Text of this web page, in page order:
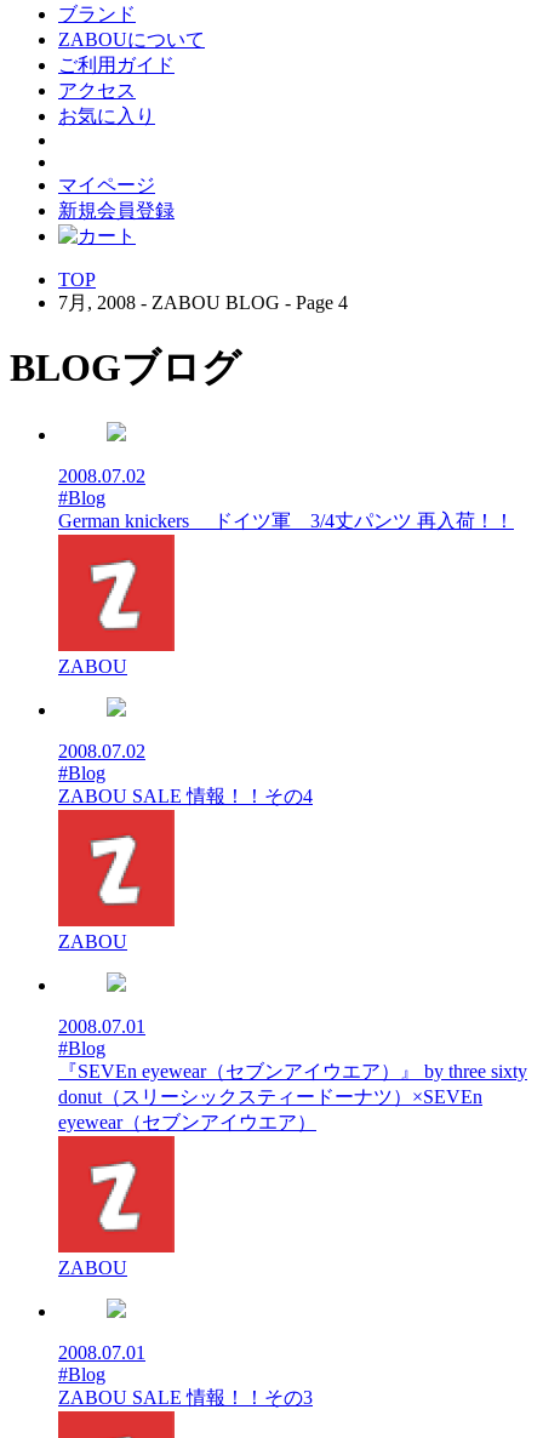
ブランド
ZABOUについて
ご利用ガイド
アクセス
お気に入り
マイページ
新規会員登録
TOP
7月, 2008 - ZABOU BLOG - Page 4
BLOGブログ
2008.07.02
#Blog
German knickers ドイツ軍 3/4丈パンツ 再入荷！！
ZABOU
2008.07.02
#Blog
ZABOU SALE 情報！！その4
ZABOU
2008.07.01
#Blog
『SEVEn eyewear（セブンアイウエア）』 by three sixty
donut（スリーシックスティードーナツ）×SEVEn
eyewear（セブンアイウエア）
ZABOU
2008.07.01
#Blog
ZABOU SALE 情報！！その3